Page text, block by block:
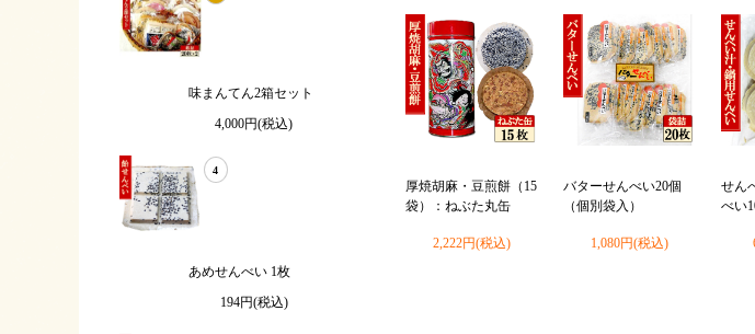
味まんてん2箱セット
4,000円(税込)
4
あめせんべい 1枚
194円(税込)
厚焼胡麻・豆煎餅（15
袋）：ねぶた丸缶
2,222円(税込)
バターせんべい20個
（個別袋入）
1,080円(税込)
せん
べい